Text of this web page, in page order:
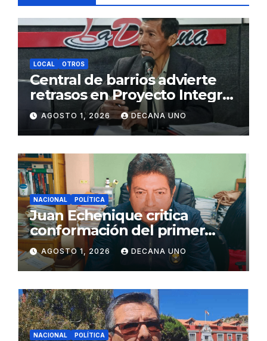
LOCAL OTROS
Central de barrios advierte
retrasos en Proyecto Integral
de Agua y Alcantarillado para
Juliaca
AGOSTO 1, 2026 DECANA UNO
NACIONAL POLÍTICA
Juan Echenique critica
conformación del primer
gabinete ministerial de Keiko
Fujimori
AGOSTO 1, 2026 DECANA UNO
NACIONAL POLÍTICA